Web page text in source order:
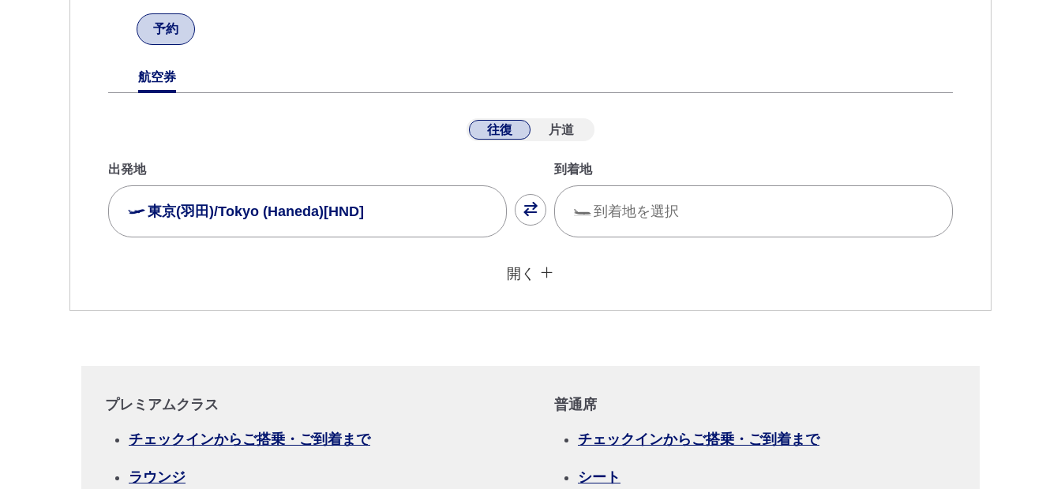
予約
航空券
往復 片道
出発地
東京(羽田)/Tokyo (Haneda)[HND]
到着地
到着地を選択
時間帯指定なし 時間帯指定なし
開く
プレミアムクラス
チェックインからご搭乗・ご到着まで
ラウンジ
普通席
チェックインからご搭乗・ご到着まで
シート